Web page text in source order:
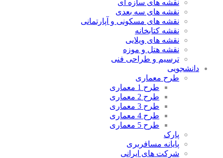
نقشه های سازه ای
نقشه های سه بعدی
نقشه های مسکونی و آپارتمانی
نقشه کتابخانه
نقشه های ویلایی
نقشه هتل و موزه
ترسیم و طراحی فنی
دانشجویی
طرح معماری
طرح 1 معماری
طرح 2 معماری
طرح 3 معماری
طرح 4 معماری
طرح 5 معماری
پارک
پایانه مسافربری
شرکت های ایرانی